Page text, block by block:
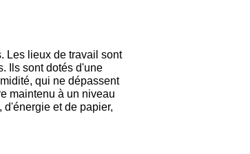
Les lieux de travail sont
Ils sont dotés d'une
qui ne dépassent
maintenu à un niveau
et de papier,